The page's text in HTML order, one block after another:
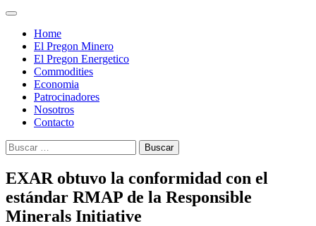
Home
El Pregon Minero
El Pregon Energetico
Commodities
Economia
Patrocinadores
Nosotros
Contacto
Buscar:
EXAR obtuvo la conformidad con el
estándar RMAP de la Responsible
Minerals Initiative